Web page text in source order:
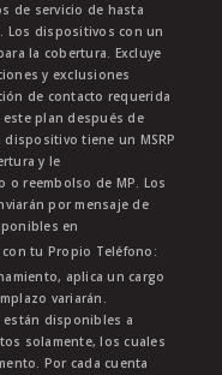
de servicio de hasta
Los dispositivos con un
la cobertura. Excluye
y exclusiones
de contacto requerida
plan después de
tiene un MSRP
y le
reembolso de MP. Los
por mensaje de
en
con tu Propio Teléfono:
aplica un cargo
variarán.
están disponibles a
solamente, los cuales
Por cada cuenta